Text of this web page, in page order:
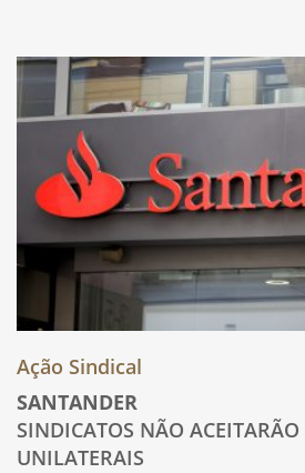
SAÚDE
Ação Sindical
SANTANDER
SINDICATOS NÃO
UNILATERAIS